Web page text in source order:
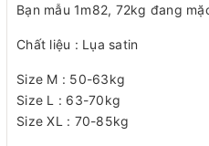
Bạn mẫu 1m82, 72kg đang
Chất liệu : Lụa satin
Size M : 50-63kg
Size L : 63-70kg
Size XL : 70-85kg